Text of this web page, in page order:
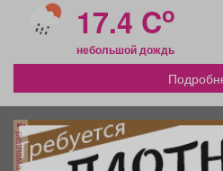
17.4 Co
небольшой дождь
реклама